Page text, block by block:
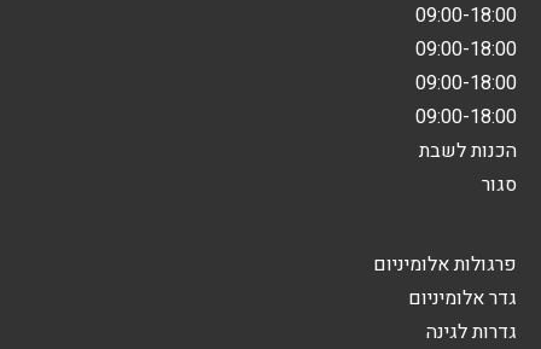
09:00-18:00
09:00-18:00
09:00-18:00
09:00-18:00
הכנות לשבת
סגור
פרגולות אלומיניום
גדר אלומיניום
גדרות לגינה